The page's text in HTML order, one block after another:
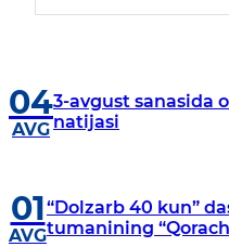
04
AVG
3-avgust sanasida
natijasi
01
AVG
“Dolzarb 40 kun”
tumanining